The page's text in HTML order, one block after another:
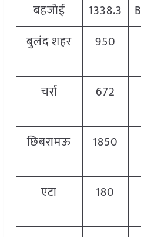
बहजोई 1338.3
बुलंद शहर
950
चर्रा 672
छिबरामऊ 1850
एटा 180